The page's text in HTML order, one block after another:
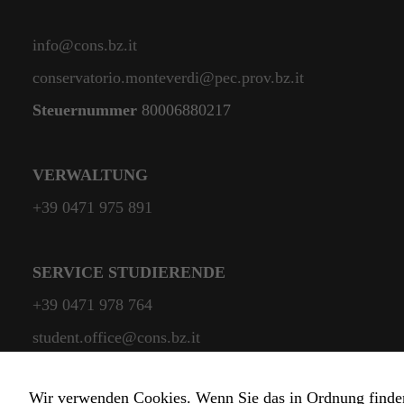
info@cons.bz.it
conservatorio.monteverdi@pec.prov.bz.it
Steuernummer 80006880217
VERWALTUNG
+39 0471 975 891
SERVICE STUDIERENDE
+39 0471 978 764
student.office@cons.bz.it
Wir verwenden Cookies. Wenn Sie das in Ordnung